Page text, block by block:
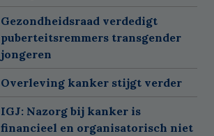
Gezondheidsraad verdedigt
puberteitsremmers transgender
jongeren
Overleving kanker stijgt verder
IGJ: Nazorg bij kanker is
financieel en organisatorisch niet